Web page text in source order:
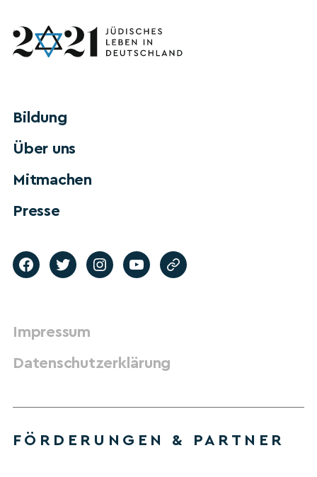
Bildung
Über uns
Mitmachen
Presse
Impressum
Datenschutzerklärung
FÖRDERUNGEN & PARTNER